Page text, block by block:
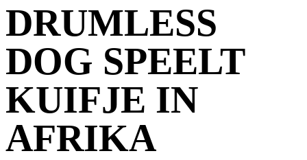
DRUMLESS
DOG SPEELT
KUIFJE IN
AFRIKA